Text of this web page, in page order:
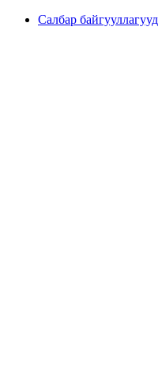
Салбар байгууллагууд